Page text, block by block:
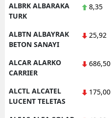
ALBRK ALBARAKA
TURK
8,35
ALBTN ALBAYRAK
BETON SANAYI
25,92
ALCAR ALARKO
CARRIER
686,50
ALCTL ALCATEL
LUCENT TELETAS
175,00